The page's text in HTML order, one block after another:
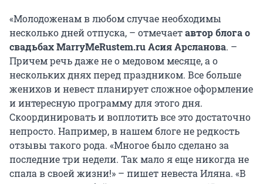
«Молодоженам в любом случае необходимы
несколько дней отпуска, – отмечаетавтор блога о
свадьбах MarryMeRustem.ru Асия Арсланова. –
Причем речь даже не о медовом месяце, а о
нескольких днях перед праздником. Все больше
женихов и невест планирует сложное оформление
и интересную программу для этого дня.
Скоординировать и воплотить все это достаточно
непросто. Например, в нашем блоге не редкость
отзывы такого рода. «Многое было сделано за
последние три недели. Так мало я еще никогда не
спала в своей жизни!» – пишет невеста Иляна. «В